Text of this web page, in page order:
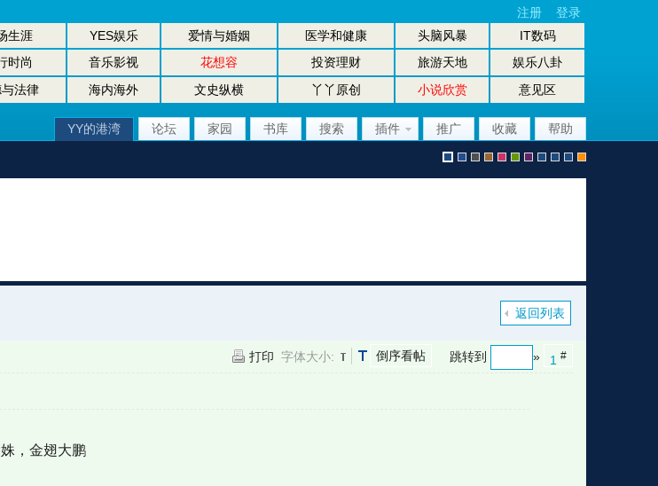
生涯 YES娱乐 爱情与婚姻 医学和健康 头脑风暴
IT数码
时尚 音乐影视 花想容 投资理财 旅游天地
娱乐八卦
法律 海内海外 文史纵横 丫丫原创 小说欣赏
意见区
注册 登录
YY的港湾 论坛 家园 书库 搜索 插件 推广 收藏 帮助
认l r r i r u 坛大坛机
返回列表
1 #
跳转到 »
倒序看帖
打印 字体大小:
，金翅大鹏